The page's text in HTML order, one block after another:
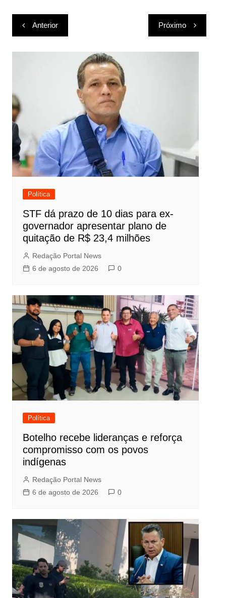
Navegação
de
Post
Anterior Próximo
Política
STF dá prazo de 10 dias para ex-
governador apresentar plano de
quitação de R$ 23,4 milhões
Redação Portal News
6 de agosto de 2026
0
Política
Botelho recebe lideranças e reforça
compromisso com os povos
indígenas
Redação Portal News
6 de agosto de 2026
0